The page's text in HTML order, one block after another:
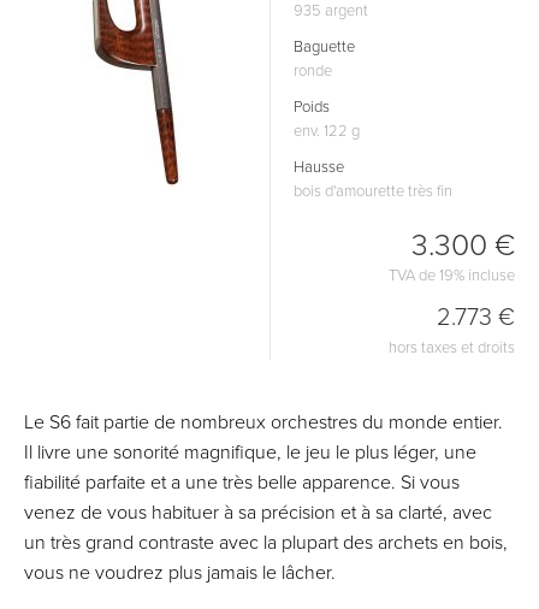
935 argent
Baguette
ronde
Poids
env. 122 g
Hausse
bois d'amourette très fin
3.300 €
TVA de 19% incluse
2.773 €
hors taxes et droits
Le S6 fait partie de nombreux orchestres du monde entier.
Il livre une sonorité magnifique, le jeu le plus léger, une
fiabilité parfaite et a une très belle apparence. Si vous
venez de vous habituer à sa précision et à sa clarté, avec
un très grand contraste avec la plupart des archets en bois,
vous ne voudrez plus jamais le lâcher.